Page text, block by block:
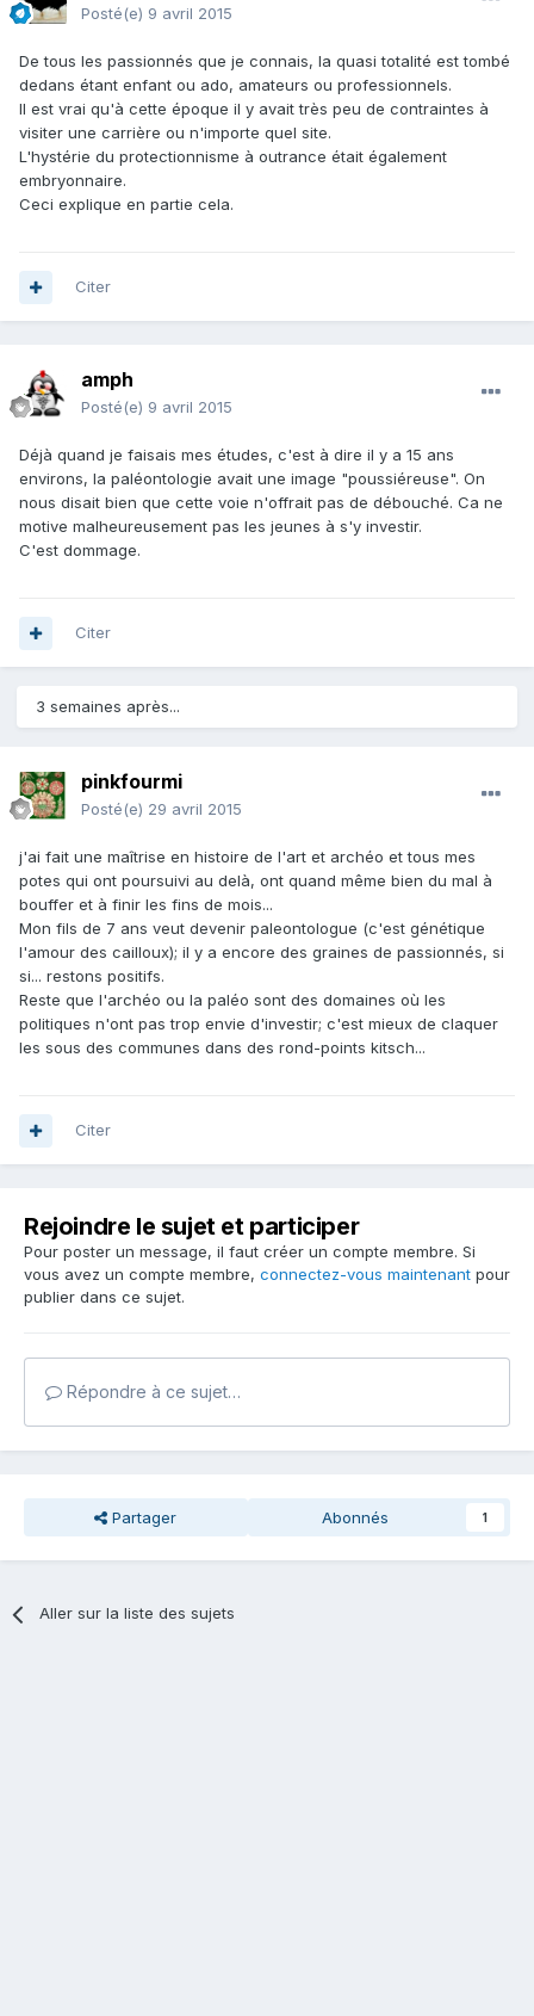
Posté(e) 9 avril 2015
De tous les passionnés que je connais, la quasi totalité est tombé
dedans étant enfant ou ado, amateurs ou professionnels.
Il est vrai qu'à cette époque il y avait très peu de contraintes à
visiter une carrière ou n'importe quel site.
L'hystérie du protectionnisme à outrance était également
embryonnaire.
Ceci explique en partie cela.
Citer
amph
Posté(e) 9 avril 2015
Déjà quand je faisais mes études, c'est à dire il y a 15 ans
environs, la paléontologie avait une image "poussiéreuse". On
nous disait bien que cette voie n'offrait pas de débouché. Ca ne
motive malheureusement pas les jeunes à s'y investir.
C'est dommage.
Citer
3 semaines après...
pinkfourmi
Posté(e) 29 avril 2015
j'ai fait une maîtrise en histoire de l'art et archéo et tous mes
potes qui ont poursuivi au delà, ont quand même bien du mal à
bouffer et à finir les fins de mois...
Mon fils de 7 ans veut devenir paleontologue (c'est génétique
l'amour des cailloux); il y a encore des graines de passionnés, si
si... restons positifs.
Reste que l'archéo ou la paléo sont des domaines où les
politiques n'ont pas trop envie d'investir; c'est mieux de claquer
les sous des communes dans des rond-points kitsch...
Citer
Rejoindre le sujet et participer
Pour poster un message, il faut créer un compte membre. Si
vous avez un compte membre, connectez-vous maintenant pour
publier dans ce sujet.
Répondre à ce sujet…
Partager Abonnés 1
Aller sur la liste des sujets